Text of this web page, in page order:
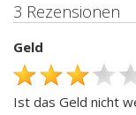
3 Rezensionen
Geld
Ist das Geld nicht